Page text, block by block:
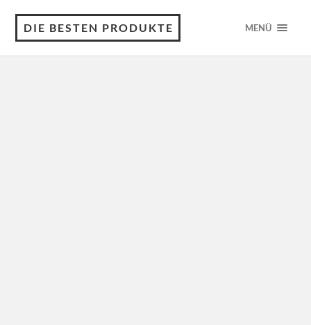
DIE BESTEN PRODUKTE MENÜ